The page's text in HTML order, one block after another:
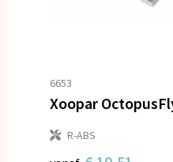
6653
Xoopar
R-ABS